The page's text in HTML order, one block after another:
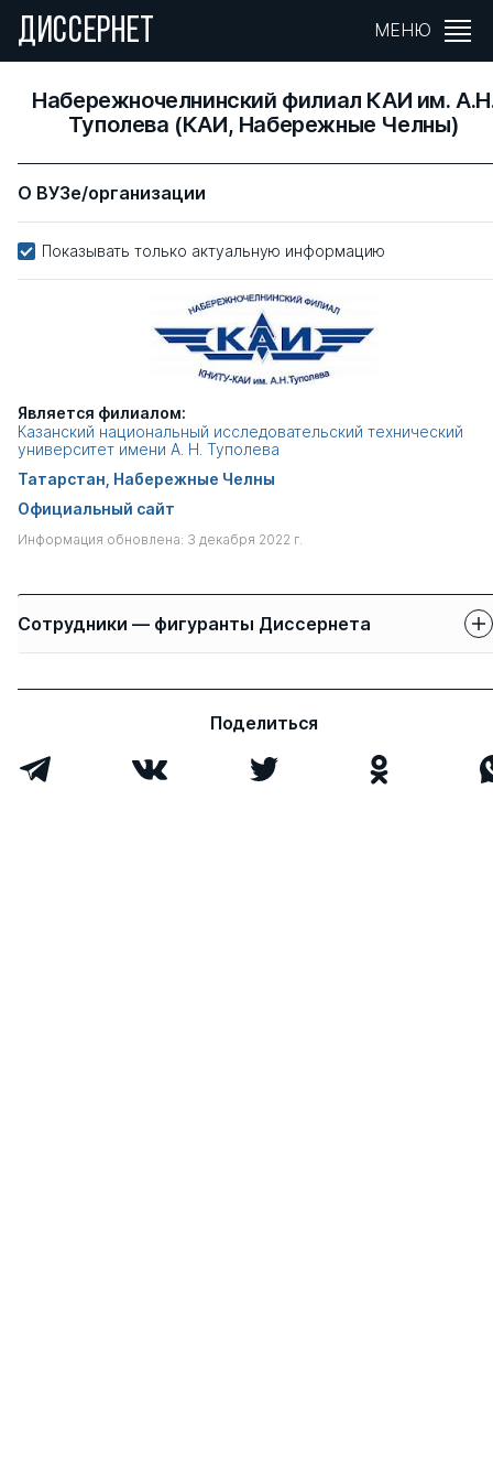
ДИССЕРНЕТ МЕНЮ
Набережночелнинский филиал КАИ им.
Туполева (КАИ, Набережные Челны)
О ВУЗе/организации
Показывать только актуальную информацию
Является филиалом:
Казанский национальный исследовательский технический
университет имени А. Н. Туполева
Татарстан, Набережные Челны
Официальный сайт
Информация обновлена: 3 декабря 2022 г.
Сотрудники — фигуранты Диссернета
Имя Степень
свои
Мустафин Азат
Филькатович
к.пед.н.
Поделиться